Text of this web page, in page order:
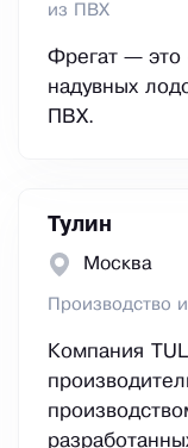
из ПВХ
Фрегат — это
надувных
ПВХ.
Тулин
Москва
Производство
Компания